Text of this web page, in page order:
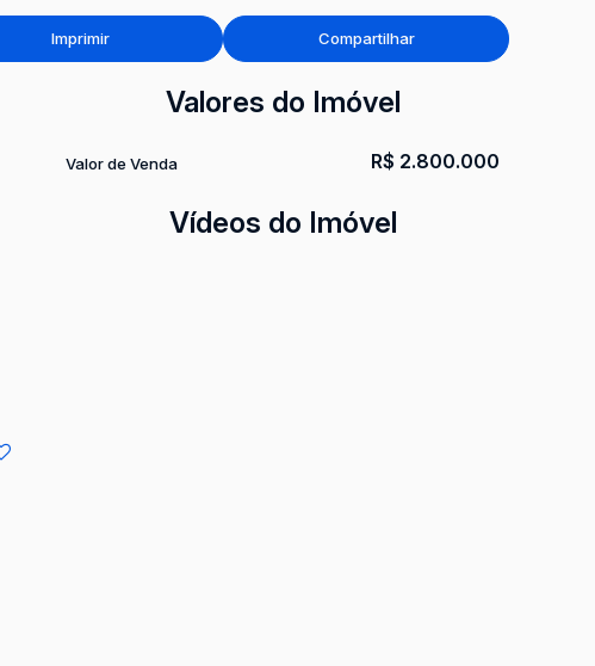
Imprimir Compartilhar
Valores do Imóvel
R$ 2.800.000
Valor de Venda
Vídeos do Imóvel